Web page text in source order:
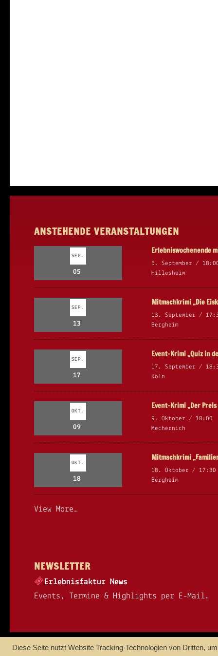
Diese Seite nutzt Website Tracking-Technologien von Dritten,
ANSTEHENDE VERANSTALTUNGEN
SEP.
05
Erlebniswochenende
5. September /
Hillesheim
SEP.
13
Mitmachkrimi „Die
13. September /
Bergheim
SEP.
17
Event-Krimi „Quiz in
17. September /
Köln
OKT.
09
Event-Krimi „Der Preis
9. Oktober / 18:00
Mechernich
OKT.
18
Mitmachkrimi
18. Oktober / 17:30
Bergheim
View More…
NEWSLETTER
Erlebnisfaktur News
Events, Termine & Highlights per E-Mail.
© Copyright 2018 ERLEBNISFAKTUR